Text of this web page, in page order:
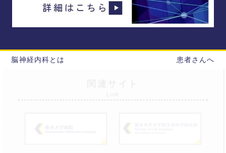
脳神経内科とは 患者さんへ